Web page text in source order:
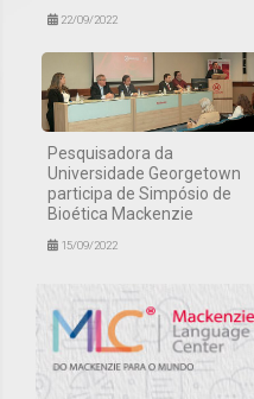
22/09/2022
Pesquisadora da
Universidade Georgetown
participa de Simpósio de
Bioética Mackenzie
15/09/2022